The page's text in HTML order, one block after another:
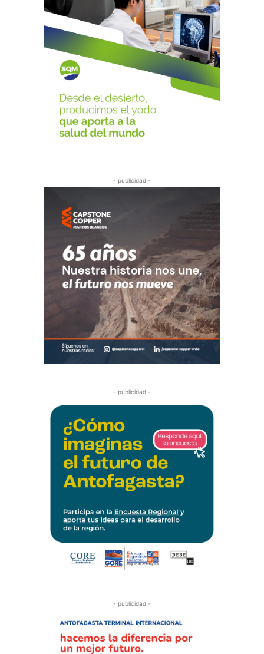
- publicidad -
- publicidad -
- publicidad -